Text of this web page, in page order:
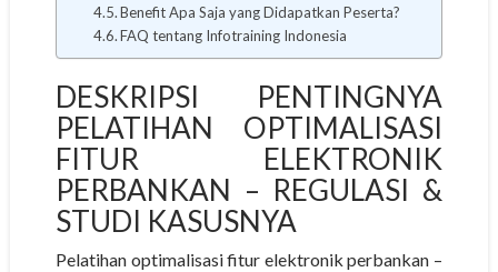
Benefit Apa Saja yang Didapatkan Peserta?
FAQ tentang Infotraining Indonesia
DESKRIPSI PENTINGNYA
PELATIHAN OPTIMALISASI
FITUR ELEKTRONIK
PERBANKAN – REGULASI &
STUDI KASUSNYA
Pelatihan optimalisasi fitur elektronik perbankan –